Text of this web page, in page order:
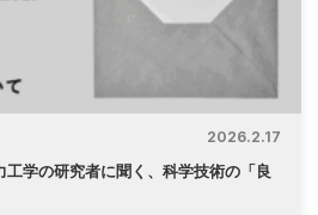
2026.2.17
学の研究者に聞く、科学技術の「良